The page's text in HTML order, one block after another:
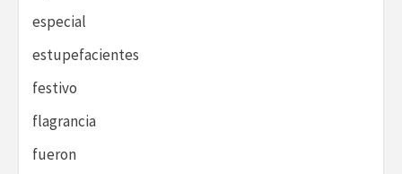
especial
estupefacientes
festivo
flagrancia
fueron